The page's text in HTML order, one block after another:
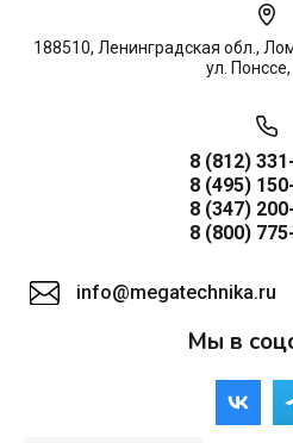
188510, Ленинградская обл.,
ул.
8 (812)
8 (495)
8 (347)
8 (800)
info@megatechnika.ru
Мы в